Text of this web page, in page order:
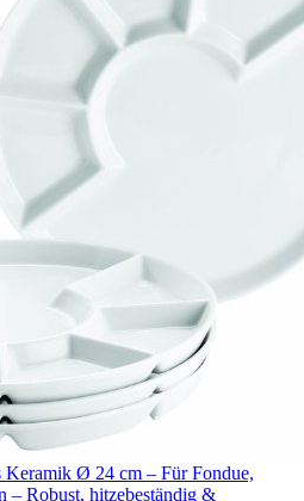
Keramik Ø 24 cm – Für Fondue,
– Robust, hitzebeständig &